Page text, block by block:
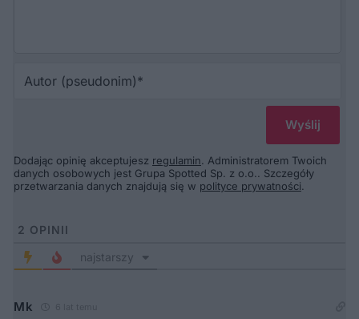
Dodając opinię akceptujesz regulamin. Administratorem Twoich
danych osobowych jest Grupa Spotted Sp. z o.o.. Szczegóły
przetwarzania danych znajdują się w polityce prywatności.
2 OPINII
najstarszy
Mk